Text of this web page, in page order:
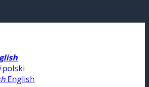
polski
English